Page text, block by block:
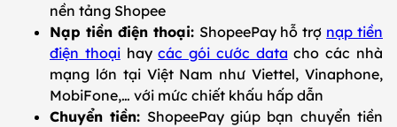
nền tảng Shopee
Nạp tiền điện thoại: ShopeePay hỗ trợ nạp tiền
điện thoạihaycác gói cước data cho các nhà
mạng lớn tại Việt Nam như Viettel, Vinaphone,
MobiFone,… với mức chiết khấu hấp dẫn
Chuyển tiền: ShopeePay giúp bạn chuyển tiền